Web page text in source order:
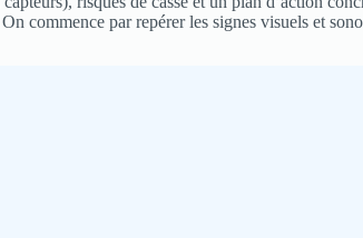
commence par repérer les signes visuels et